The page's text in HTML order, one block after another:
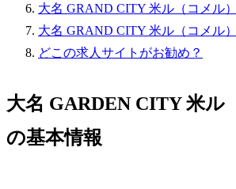
大名 GRAND CITY 米ル（コメル
大名 GRAND CITY 米ル（コメル
どこの求人サイトがお勧め？
大名 GARDEN CITY 米
の基本情報